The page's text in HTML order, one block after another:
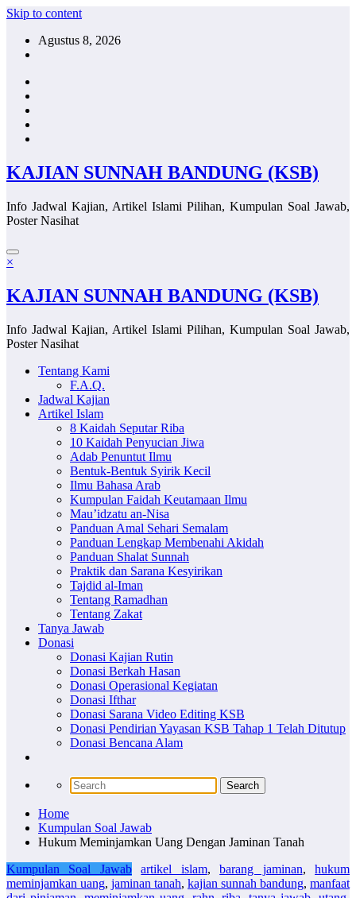
Skip to content
Agustus 8, 2026
KAJIAN SUNNAH BANDUNG (KSB)
Info Jadwal Kajian, Artikel Islami Pilihan, Kumpulan Soal Jawab,
Poster Nasihat
×
KAJIAN SUNNAH BANDUNG (KSB)
Info Jadwal Kajian, Artikel Islami Pilihan, Kumpulan Soal Jawab,
Poster Nasihat
Tentang Kami
F.A.Q.
Jadwal Kajian
Artikel Islam
8 Kaidah Seputar Riba
10 Kaidah Penyucian Jiwa
Adab Penuntut Ilmu
Bentuk-Bentuk Syirik Kecil
Ilmu Bahasa Arab
Kumpulan Faidah Keutamaan Ilmu
Mau’idzatu an-Nisa
Panduan Amal Sehari Semalam
Panduan Lengkap Membenahi Akidah
Panduan Shalat Sunnah
Praktik dan Sarana Kesyirikan
Tajdid al-Iman
Tentang Ramadhan
Tentang Zakat
Tanya Jawab
Donasi
Donasi Kajian Rutin
Donasi Berkah Hasan
Donasi Operasional Kegiatan
Donasi Ifthar
Donasi Sarana Video Editing KSB
Donasi Pendirian Yayasan KSB Tahap 1 Telah Ditutup
Donasi Bencana Alam
Home
Kumpulan Soal Jawab
Hukum Meminjamkan Uang Dengan Jaminan Tanah
Kumpulan Soal Jawab
artikel islam,barang jaminan,hukum
meminjamkan uang, jaminan tanah, kajian sunnah bandung, manfaat